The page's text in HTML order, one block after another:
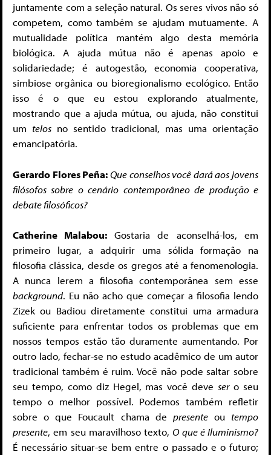
juntamente com a seleção natural. Os seres vivos não só
competem, como também se ajudam mutuamente. A
mutualidade política mantém algo desta memória
biológica. A ajuda mútua não é apenas apoio e
solidariedade; é autogestão, economia cooperativa,
simbiose orgânica ou bioregionalismo ecológico. Então
isso é o que eu estou explorando atualmente,
mostrando que a ajuda mútua, ou ajuda, não constitui
um telos no sentido tradicional, mas uma orientação
emancipatória.
Gerardo Flores Peña:Que conselhos você dará aos jovens
filósofos sobre o cenário contemporâneo de produção e
debate filosóficos?
Catherine Malabou: Gostaria de aconselhá-los, em
primeiro lugar, a adquirir uma sólida formação na
filosofia clássica, desde os gregos até a fenomenologia.
A nunca lerem a filosofia contemporânea sem esse
background. Eu não acho que começar a filosofia lendo
Zizek ou Badiou diretamente constitui uma armadura
suficiente para enfrentar todos os problemas que em
nossos tempos estão tão duramente aumentando. Por
outro lado, fechar-se no estudo acadêmico de um autor
tradicional também é ruim. Você não pode saltar sobre
seu tempo, como diz Hegel, mas você devesero seu
tempo o melhor possível. Podemos também refletir
sobre o que Foucault chama de presenteou tempo
presente, em seu maravilhoso texto,O que é Iluminismo?
É necessário situar-se bem entre o passado e o futuro;